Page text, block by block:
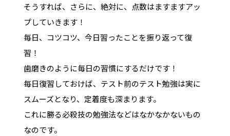
そうすれば、さらに、絶対に、点数はますますアッ
プしていきます！
毎日、コツコツ、今日習ったことを振り返って復
習！
歯磨きのように毎日の習慣にするだけです！
毎日復習しておけば、テスト前のテスト勉強は実に
スムーズとなり、定着度も深まります。
これに勝る必殺技の勉強法などはなかなかないもの
なのです。